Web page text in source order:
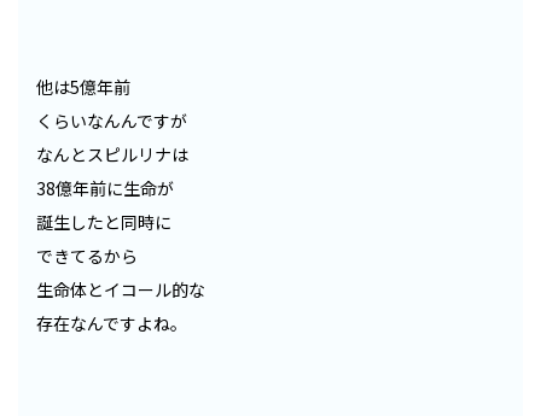
他は5億年前
くらいなんんですが
なんとスピルリナは
38億年前に生命が
誕生したと同時に
できてるから
生命体とイコール的な
存在なんですよね。